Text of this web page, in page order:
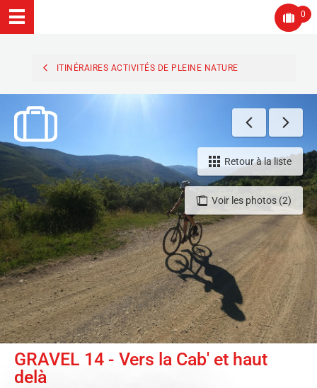
0
ITINÉRAIRES ACTIVITÉS DE PLEINE NATURE
Voir les photos (2)
Retour à la liste
GRAVEL 14 - Vers la Cab' et haut
delà